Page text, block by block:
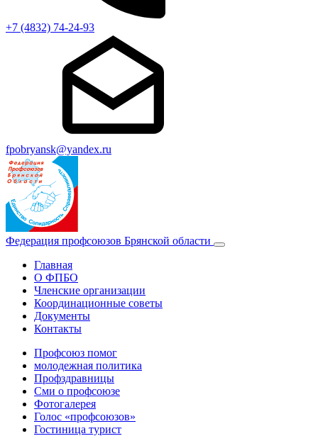
+7 (4832) 74-24-93
fpobryansk@yandex.ru
Федерация профсоюзов Брянской области
Главная
О ФПБО
Членские организации
Координационные советы
Документы
Контакты
Профсоюз помог
молодежная политика
Профздравницы
Сми о профсоюзе
Фотогалерея
Голос «профсоюзов»
Гостиница турист